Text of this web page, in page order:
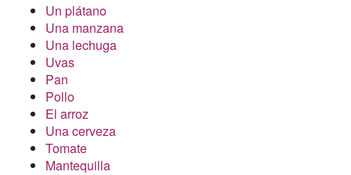
Un plátano
Una manzana
Una lechuga
Uvas
Pan
Pollo
El arroz
Una cerveza
Tomate
Mantequilla